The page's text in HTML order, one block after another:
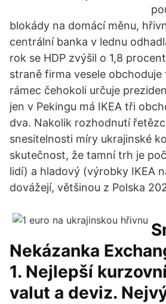
blokády na domácí měnu,
centrální banka v lednu
rok se HDP zvýšil o 1,8
straně firma vesele obchoduje
rámec čehokoli určuje
jen v Pekingu má IKEA tři
dva. Nakolik rozhodnutí
snesitelnosti míry ukrajinské
skutečnost, že tamní trh je
lidí) a hladový (výrobky IKEA
dovážejí, většinou z Polska
Nekázanka
1. Nejlepší
valut a deviz.